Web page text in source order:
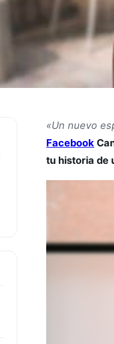
«Un nuevo
Facebook
tu historia de